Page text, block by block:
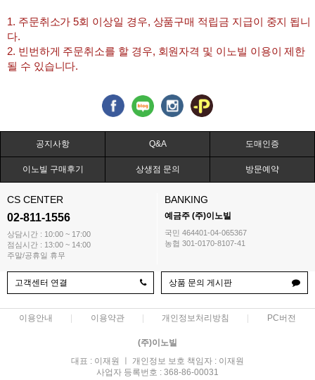
1. 주문취소가 5회 이상일 경우, 상품구매 적립금 지급이 중지 됩니
다.
2. 빈번하게 주문취소를 할 경우, 회원자격 및 이노빌 이용이 제한
될 수 있습니다.
공지사항 Q&A 도매인증
이노빌 구매후기 상생점 문의 방문예약
CS CENTER
02-811-1556
상담시간 : 10:00 ~ 17:00
점심시간 : 13:00 ~ 14:00
주말/공휴일 휴무
BANKING
예금주 (주)이노빌
국민 464401-04-065367
농협 301-0170-8107-41
고객센터 연결 상품 문의 게시판
이용안내 이용약관 개인정보처리방침 PC버전
(주)이노빌
대표 : 이재원 ㅣ 개인정보 보호 책임자 : 이재원
사업자 등록번호 : 368-86-00031